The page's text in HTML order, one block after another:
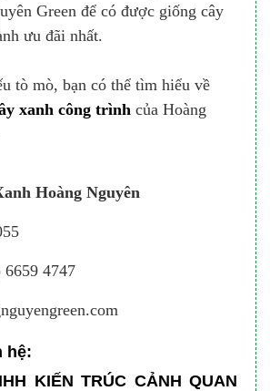
Green để có được giống cây
ưu đãi nhất.
tò mò, bạn có thể tìm hiểu về
xanh công trình của Hoàng
Hoàng Nguyên
4747
hệ:
KIẾN TRÚC CẢNH QUAN